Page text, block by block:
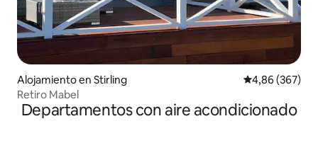
Alojamiento en Stirling Calificación
4,86 (367)
Retiro Mabel
Departamentos con aire acondicionado